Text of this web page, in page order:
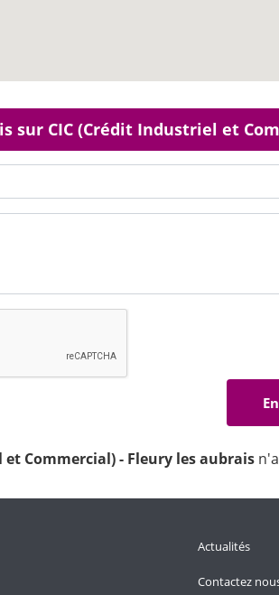
sur CIC (Crédit Industriel et
et Commercial) - Fleury les aubrais
Actualités
Contactez